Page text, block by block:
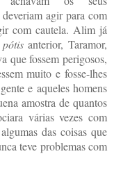
agir para com
com cautela. Alim já
pótisanterior, Taramor,
que fossem perigosos,
muito e fosse-lhes
e aqueles homens
amostra de quantos
várias vezes com
das coisas que
teve problemas com